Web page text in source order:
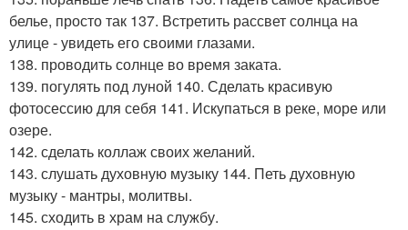
белье, просто так 137. Встретить рассвет солнца на
улице - увидеть его своими глазами.
138. проводить солнце во время заката.
139. погулять под луной 140. Сделать красивую
фотосессию для себя 141. Искупаться в реке, море или
озере.
142. сделать коллаж своих желаний.
143. слушать духовную музыку 144. Петь духовную
музыку - мантры, молитвы.
145. сходить в храм на службу.